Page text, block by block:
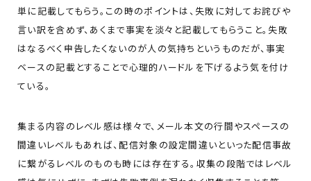
単に記載してもらう。この時のポイントは、失敗に対してお詫びや
言い訳を含めず、あくまで事実を淡々と記載してもらうこと。失敗
はなるべく申告したくないのが人の気持ちというものだが、事実
ベースの記載とすることで心理的ハードルを下げるよう気を付け
ている。
集まる内容のレベル感は様々で、メール本文の行間やスペースの
間違いレベルもあれば、配信対象の設定間違いといった配信事故
に繋がるレベルのものも時には存在する。収集の段階ではレベル